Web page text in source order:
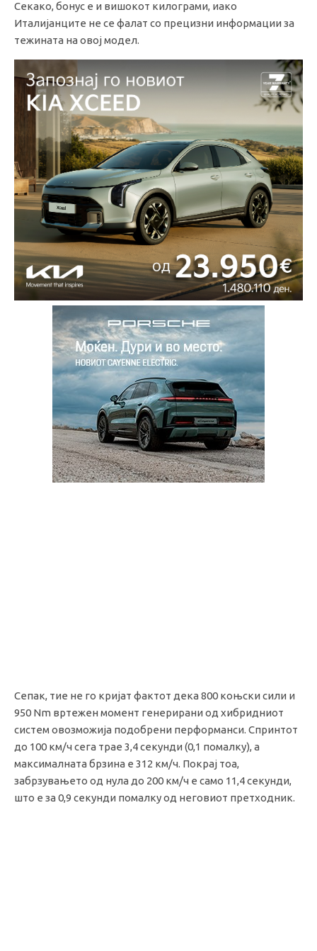
Секако, бонус е и вишокот килограми, иако
Италијанците не се фалат со прецизни информации за
тежината на овој модел.
Сепак, тие не го кријат фактот дека 800 коњски сили и
950 Nm вртежен момент генерирани од хибридниот
систем овозможија подобрени перформанси. Спринтот
до 100 км/ч сега трае 3,4 секунди (0,1 помалку), а
максималната брзина е 312 км/ч. Покрај тоа,
забрзувањето од нула до 200 км/ч е само 11,4 секунди,
што е за 0,9 секунди помалку од неговиот претходник.